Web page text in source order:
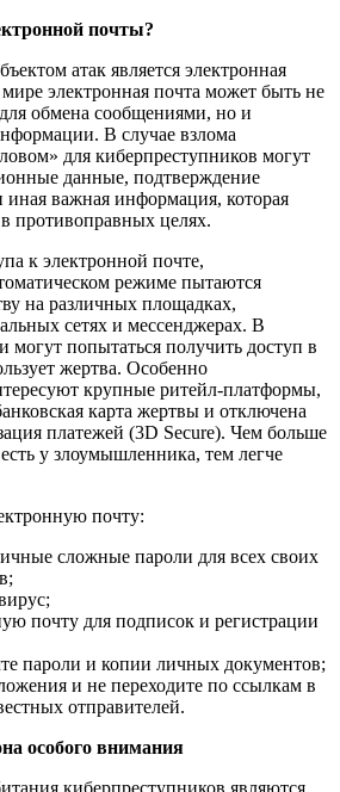
почты?
атак является электронная
электронная почта может быть не
обмена сообщениями, но и
В случае взлома
для киберпреступников могут
данные, подтверждение
иная важная информация, которая
противоправных целях.
к электронной почте,
режиме пытаются
на различных площадках,
сетях и мессенджерах. В
могут попытаться получить доступ в
жертва. Особенно
крупные ритейл-платформы,
карта жертвы и отключена
платежей (3D Secure). Чем больше
у злоумышленника, тем легче
почту:
сложные пароли для всех своих
почту для подписок и регистрации
пароли и копии личных документов;
и не переходите по ссылкам в
отправителей.
особого внимания
киберпреступников являются